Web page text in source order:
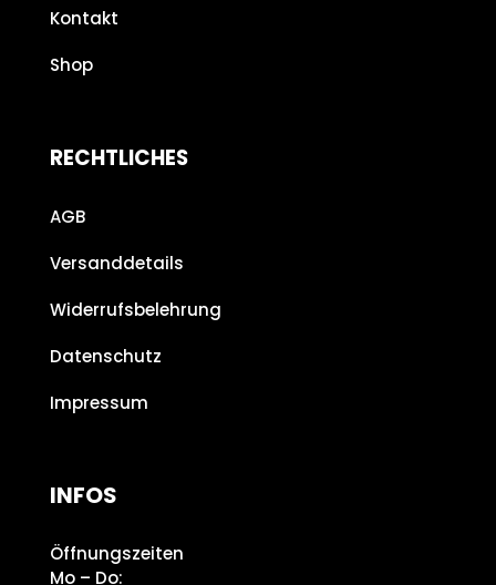
Kontakt
Shop
RECHTLICHES
AGB
Versanddetails
Widerrufsbelehrung
Datenschutz
Impressum
INFOS
Öffnungszeiten
Mo – Do: